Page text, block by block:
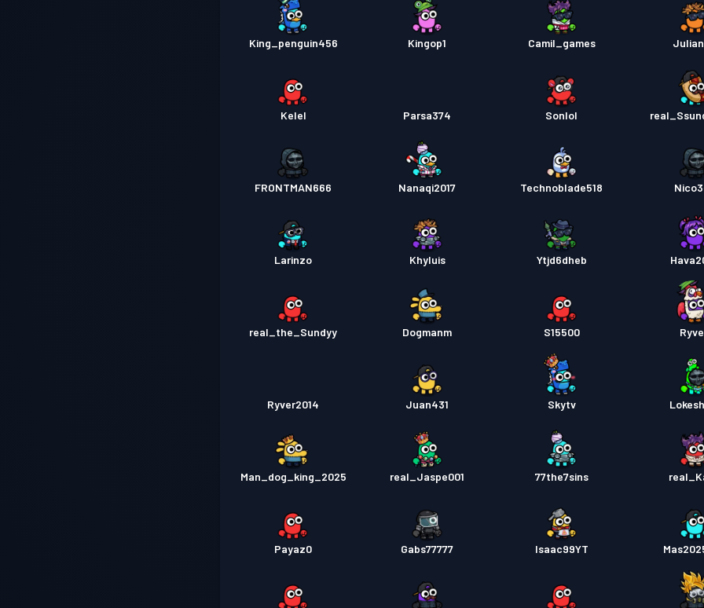
King_penguin456 Kingop1 Camil_games
Kelel Parsa374 Sonlol
FRONTMAN666 Nanaqi2017 Technoblade518
Larinzo Khyluis Ytjd6dheb
real_the_Sundyy Dogmanm S15500
Ryver2014 Juan431 Skytv
Man_dog_king_2025 real_Jaspe001 77the7sins
Payaz0 Gabs77777 Isaac99YT